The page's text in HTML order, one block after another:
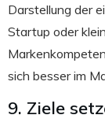
Darstellung der
Startup oder
sich besser im
9. Ziele